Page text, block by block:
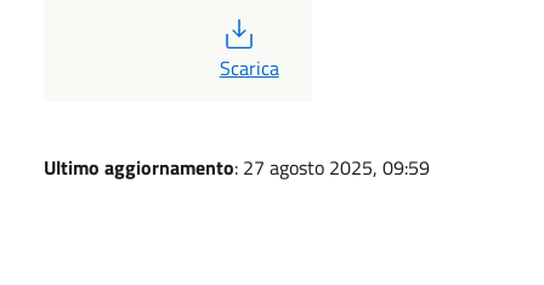
PDF
Scarica
Ultimo aggiornamento: 27 agosto 2025, 09:59